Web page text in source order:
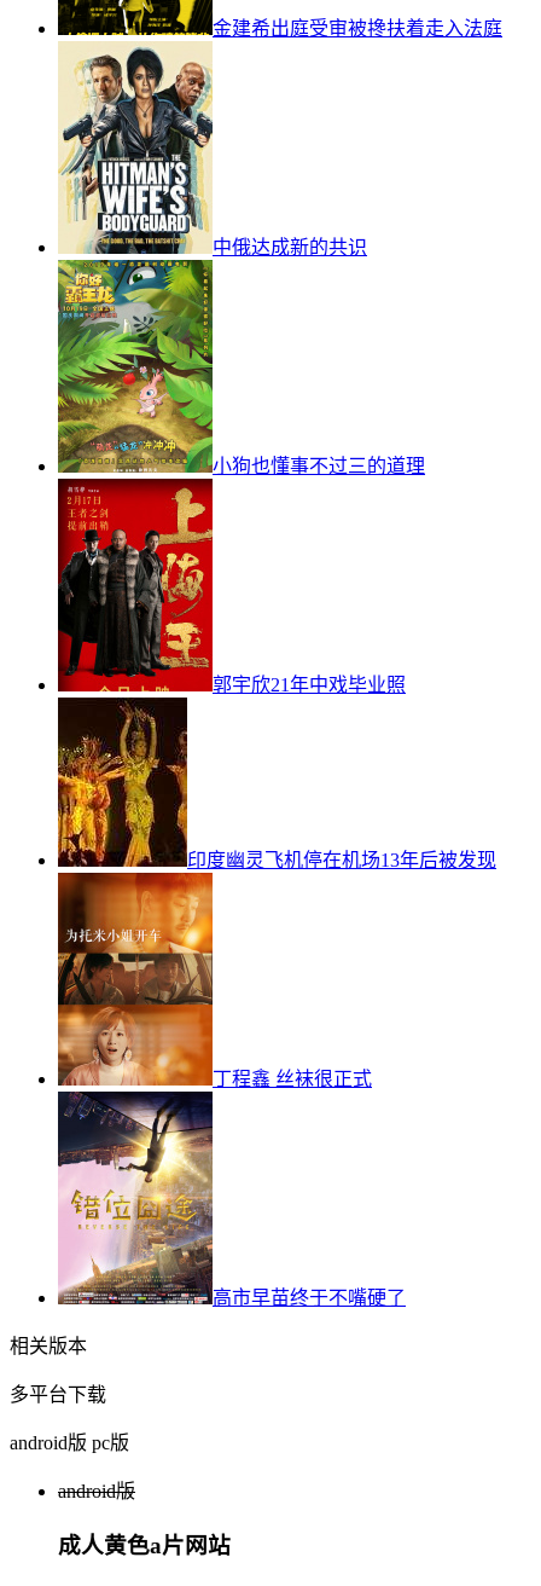
金建希出庭受审被搀扶着走入法庭
中俄达成新的共识
小狗也懂事不过三的道理
郭宇欣21年中戏毕业照
印度幽灵飞机停在机场13年后被发现
丁程鑫 丝袜很正式
高市早苗终于不嘴硬了
相关版本
多平台下载
android版 pc版
android版
成人黄色a片网站